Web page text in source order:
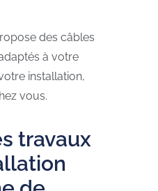
des câbles
à votre
installation,
vous.
travaux